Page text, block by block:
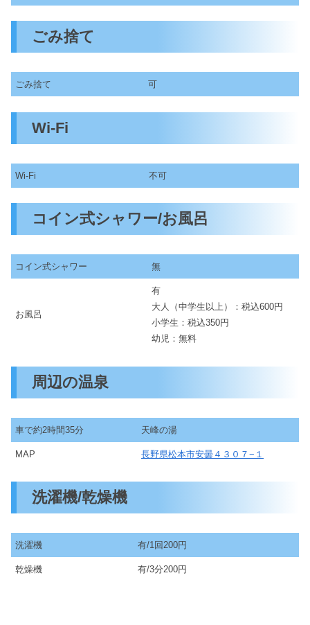
ごみ捨て
ごみ捨て 可
Wi-Fi
Wi-Fi 不可
コイン式シャワー/お風呂
コイン式シャワー 無
お風呂
有
大人（中学生以上）：税込600円
小学生：税込350円
幼児：無料
周辺の温泉
車で約2時間35分 天峰の湯
MAP 長野県松本市安曇４３０７−１
洗濯機/乾燥機
洗濯機 有/1回200円
乾燥機 有/3分200円